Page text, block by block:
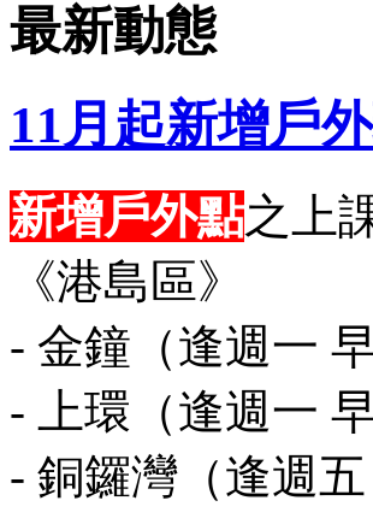
最新動態
11月起新增戶
新增戶外點之上
《港島區》
- 金鐘（逢週一
- 上環（逢週一 早
- 銅鑼灣（逢週